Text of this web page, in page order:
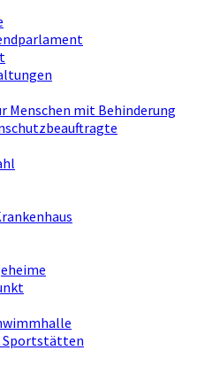
Menschen mit Behinderung
Sportstätten